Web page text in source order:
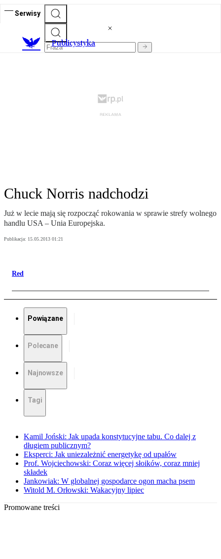
Serwisy
Publicystyka
Chuck Norris nadchodzi
Już w lecie mają się rozpocząć rokowania w sprawie strefy wolnego
handlu USA – Unia Europejska.
Publikacja: 15.05.2013 01:21
Red
Powiązane
Polecane
Najnowsze
Tagi
Kamil Joński: Jak upada konstytucyjne tabu. Co dalej z
długiem publicznym?
Eksperci: Jak uniezależnić energetykę od upałów
Prof. Wojciechowski: Coraz więcej słoików, coraz mniej
składek
Jankowiak: W globalnej gospodarce ogon macha psem
Witold M. Orłowski: Wakacyjny lipiec
Promowane treści